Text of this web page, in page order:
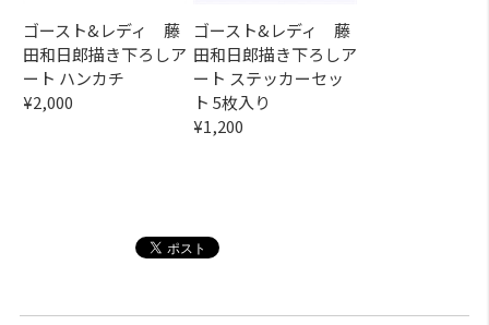
ゴースト&レディ 藤
田和日郎描き下ろしア
ート ハンカチ
¥2,000
ゴースト&レディ 藤
田和日郎描き下ろしア
ート ステッカーセッ
ト 5枚入り
¥1,200